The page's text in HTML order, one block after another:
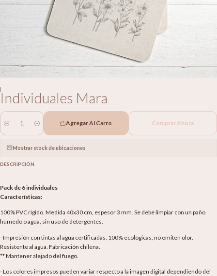
|
Individuales Mara
Cantidad
Agregar Al Carro Comprar Ahora
Mostrar stock de ubicaciones
DESCRIPCIÓN
Pack de 6 individuales
Características:
100% PVC rígido. Medida 40x30 cm, espesor 3 mm. Se debe limpiar con un paño
húmedo o agua, sin uso de detergentes.
- Impresión con tintas al agua certificadas, 100% ecológicas, no emiten olor.
Resistente al agua. Fabricación chilena.
** Mantener alejado del fuego.
- Los colores impresos pueden variar respecto a la imagen digital dependiendo del